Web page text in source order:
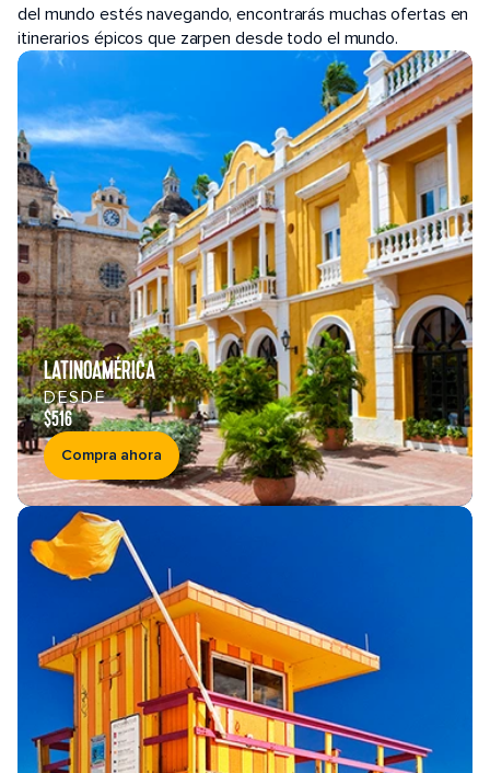
del mundo estés navegando, encontrarás muchas ofertas en
itinerarios épicos que zarpen desde todo el mundo.
LATINOAMÉRICA
DESDE
$516
Compra ahora